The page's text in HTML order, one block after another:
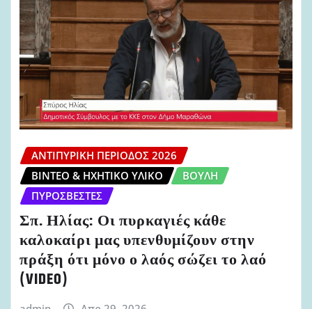
ΑΝΤΙΠΥΡΙΚΉ ΠΕΡΊΟΔΟΣ 2026
ΒΊΝΤΕΟ & ΗΧΗΤΙΚΌ ΥΛΙΚΌ
ΒΟΥΛΉ
ΠΥΡΟΣΒΈΣΤΕΣ
Σπ. Ηλίας: Οι πυρκαγιές κάθε
καλοκαίρι μας υπενθυμίζουν στην
πράξη ότι μόνο ο λαός σώζει το λαό
(VIDEO)